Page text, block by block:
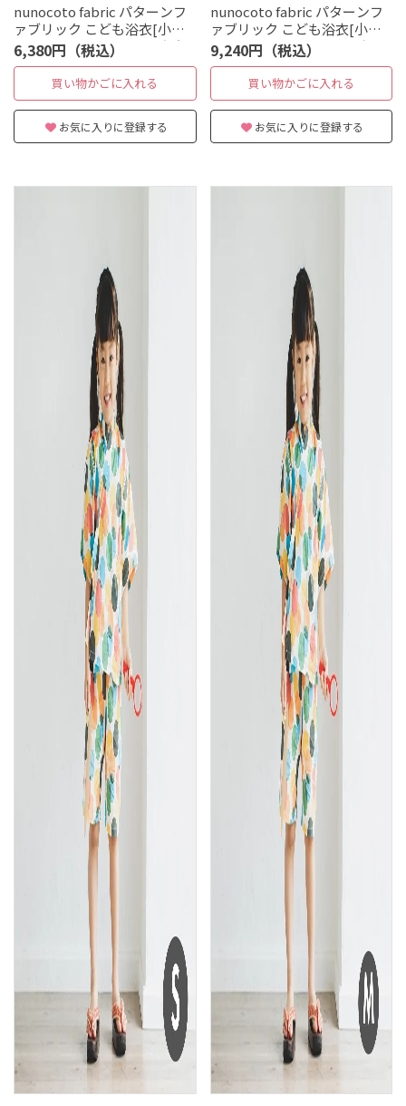
nunocoto fabric パターンフ
ァブリック こども浴衣[小鹿
とストロベリー] Sサイズ（90
～100cm）
6,380円（税込）
買い物かごに入れる
お気に入りに登録する
nunocoto fabric パターンフ
ァブリック こども浴衣[小鹿
とストロベリー] Mサイズ
（120～140cm）
9,240円（税込）
買い物かごに入れる
お気に入りに登録する